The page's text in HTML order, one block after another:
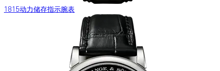
1815动力储存指示腕表